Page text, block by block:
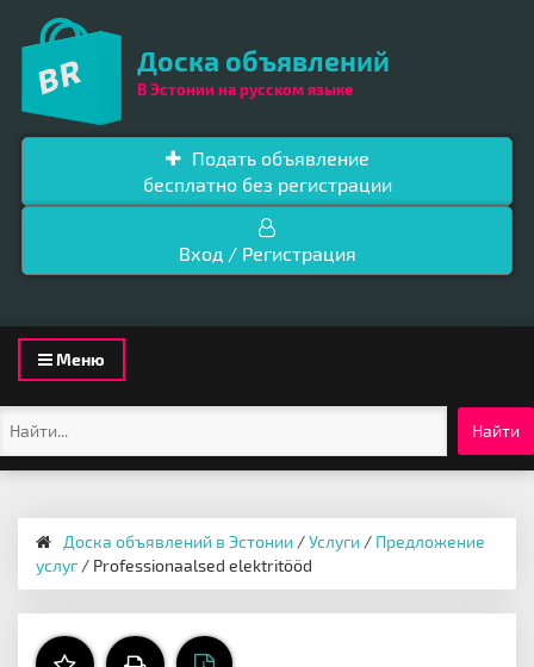
Доска объявлений
В Эстонии на русском языке
Подать объявление
бесплатно без регистрации
Вход / Регистрация
Toggle
navigation
Меню
Найти
Доска объявлений в Эстонии /Услуги / Предложение
услуг/ Professionaalsed elektritööd